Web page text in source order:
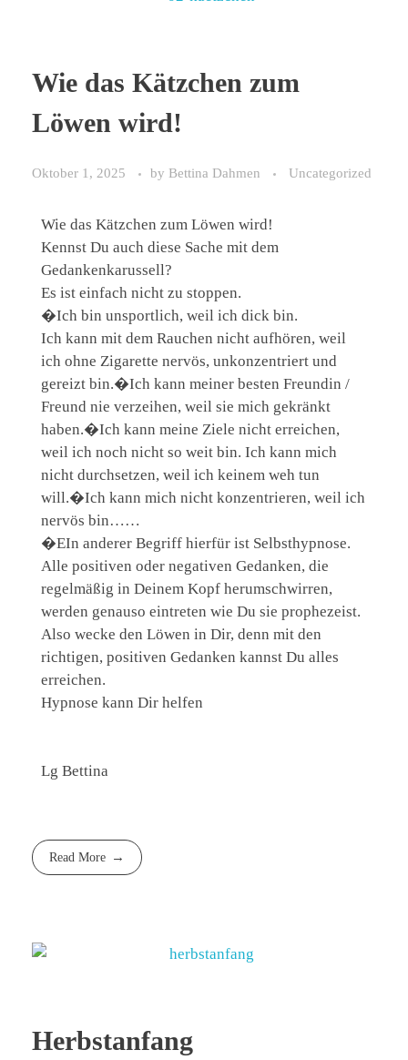
Wie das Kätzchen zum
Löwen wird!
Oktober 1, 2025 by Bettina Dahmen Uncategorized
Wie das Kätzchen zum Löwen wird!
Kennst Du auch diese Sache mit dem
Gedankenkarussell?
Es ist einfach nicht zu stoppen.
�Ich bin unsportlich, weil ich dick bin.
Ich kann mit dem Rauchen nicht aufhören, weil
ich ohne Zigarette nervös, unkonzentriert und
gereizt bin.�Ich kann meiner besten Freundin /
Freund nie verzeihen, weil sie mich gekränkt
haben.�Ich kann meine Ziele nicht erreichen,
weil ich noch nicht so weit bin. Ich kann mich
nicht durchsetzen, weil ich keinem weh tun
will.�Ich kann mich nicht konzentrieren, weil ich
nervös bin……
�EIn anderer Begriff hierfür ist Selbsthypnose.
Alle positiven oder negativen Gedanken, die
regelmäßig in Deinem Kopf herumschwirren,
werden genauso eintreten wie Du sie prophezeist.
Also wecke den Löwen in Dir, denn mit den
richtigen, positiven Gedanken kannst Du alles
erreichen.
Hypnose kann Dir helfen
Lg Bettina
Read More
Herbstanfang